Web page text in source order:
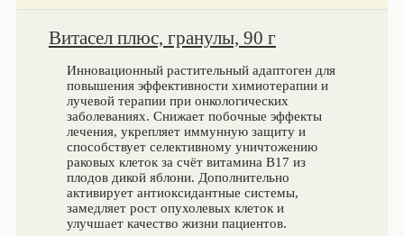
Витасел плюс, гранулы, 90 г
Инновационный растительный адаптоген для
повышения эффективности химиотерапии и
лучевой терапии при онкологических
заболеваниях. Снижает побочные эффекты
лечения, укрепляет иммунную защиту и
способствует селективному уничтожению
раковых клеток за счёт витамина В17 из
плодов дикой яблони. Дополнительно
активирует антиоксидантные системы,
замедляет рост опухолевых клеток и
улучшает качество жизни пациентов.